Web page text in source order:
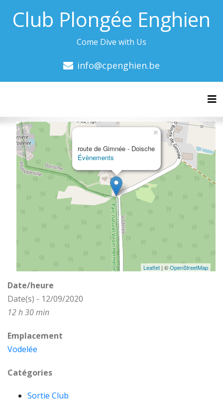
Club Plongée Enghien
Come Dive with Us
info@cpenghien.be
route de Gimnée - Doische
Évènements
×
Leaflet | ©OpenStreetMap
Date/heure
Date(s) - 12/09/2020
12 h 30 min
Emplacement
Vodelée
Catégories
Sortie Club